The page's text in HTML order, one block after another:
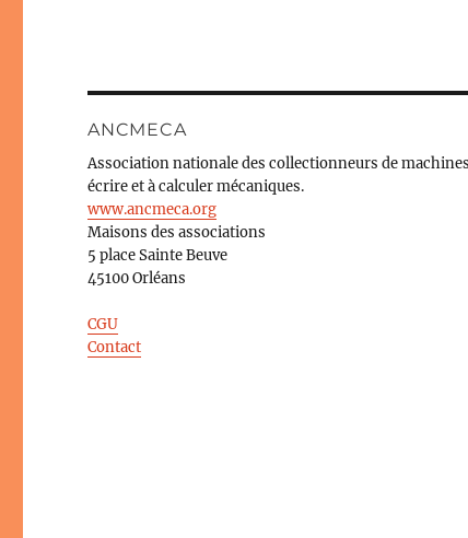
ANCMECA
Association nationale des collectionneurs de
écrire et à calculer mécaniques.
www.ancmeca.org
Maisons des associations
5 place Sainte Beuve
45100 Orléans
CGU
Contact